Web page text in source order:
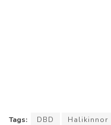
Tags: DBD Halikinnor